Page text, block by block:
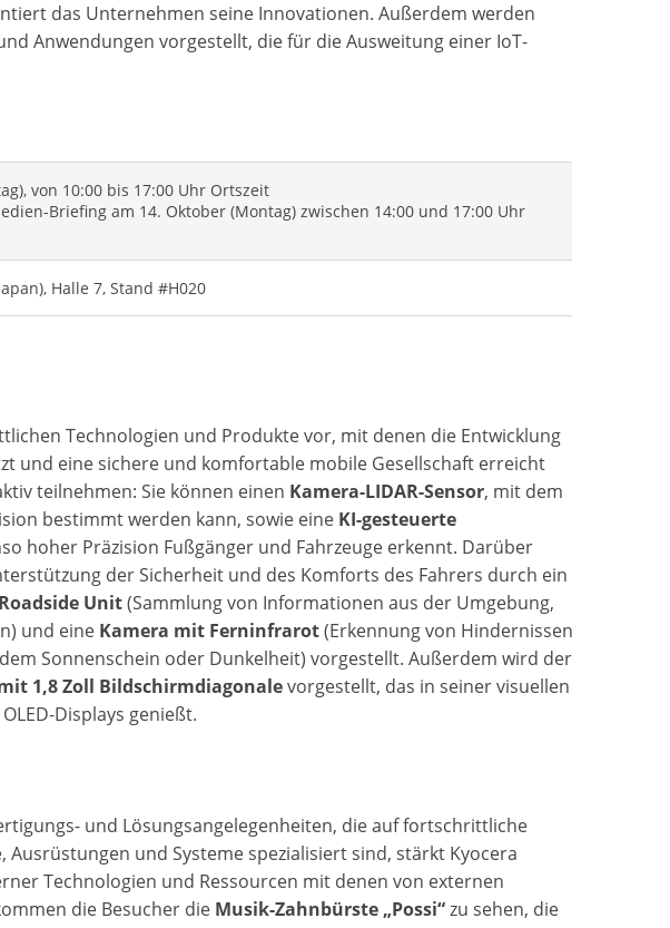
das Unternehmen seine Innovationen. Außerdem werden
Anwendungen vorgestellt, die für die Ausweitung einer IoT-
von 10:00 bis 17:00 Uhr Ortszeit
Briefing am 14. Oktober (Montag) zwischen 14:00 und 17:00 Uhr
Halle 7, Stand #H020
Technologien und Produkte vor, mit denen die Entwicklung
und eine sichere und komfortable mobile Gesellschaft erreicht
teilnehmen: Sie können einen Kamera-LIDAR-Sensor, mit dem
bestimmt werden kann, sowie eine KI-gesteuerte
hoher Präzision Fußgänger und Fahrzeuge erkennt. Darüber
der Sicherheit und des Komforts des Fahrers durch ein
Unit(Sammlung von Informationen aus der Umgebung,
und eine Kamera mit Ferninfrarot(Erkennung von Hindernissen
Sonnenschein oder Dunkelheit) vorgestellt. Außerdem wird der
1,8 Zoll Bildschirmdiagonalevorgestellt, das in seiner visuellen
Displays genießt.
und Lösungsangelegenheiten, die auf fortschrittliche
und Systeme spezialisiert sind, stärkt Kyocera
Technologien und Ressourcen mit denen von externen
die Besucher die Musik-Zahnbürste „Possi“zu sehen, die